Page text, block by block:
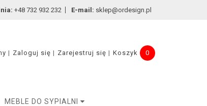
+48 732 932 232 E-mail: sklep@ordesign.pl
Zaloguj się Zarejestruj się Koszyk 0
MEBLE DO SYPIALNI